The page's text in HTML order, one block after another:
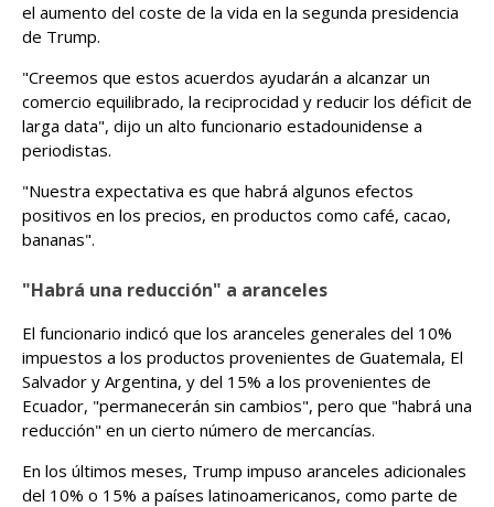
el aumento del coste de la vida en la segunda presidencia
de Trump.
"Creemos que estos acuerdos ayudarán a alcanzar un
comercio equilibrado, la reciprocidad y reducir los déficit de
larga data", dijo un alto funcionario estadounidense a
periodistas.
"Nuestra expectativa es que habrá algunos efectos
positivos en los precios, en productos como café, cacao,
bananas".
"Habrá una reducción" a aranceles
El funcionario indicó que los aranceles generales del 10%
impuestos a los productos provenientes de Guatemala, El
Salvador y Argentina, y del 15% a los provenientes de
Ecuador, "permanecerán sin cambios", pero que "habrá una
reducción" en un cierto número de mercancías.
En los últimos meses, Trump impuso aranceles adicionales
del 10% o 15% a países latinoamericanos, como parte de